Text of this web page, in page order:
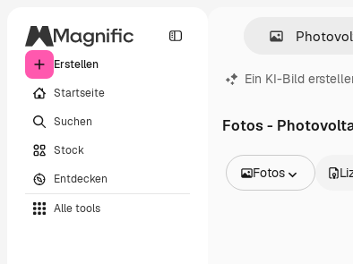
Erstellen
Startseite
Suchen
Stock
Entdecken
Alle tools
Ein KI-Bild
Fotos -
Fotos